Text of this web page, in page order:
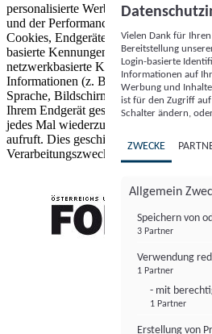
personalisierte Werbung und Inhalte,
und der Performance von Inhalten
Cookies, Endgeräte- oder ähnliche
basierte Kennungen, zufällig generierte
netzwerkbasierte Kennungen) können
Informationen (z. B. Browsertyp und
Sprache, Bildschirmgröße, unterstützte
Ihrem Endgerät gespeichert oder von
jedes Mal wiederzuerkennen, wenn es
aufruft. Dies geschieht für einen oder
Verarbeitungszwecke.
Vielen Dank für
Bereitstellung
Login-basierte
Informationen auf
Werbung und
ist für den Zugriff
Schalter ändern,
ZWECKE
Allgemein
Speichern von
3 Partner
Verwendung
1 Partner
- mit
1 Partner
Erstellung von
FONDS professionell